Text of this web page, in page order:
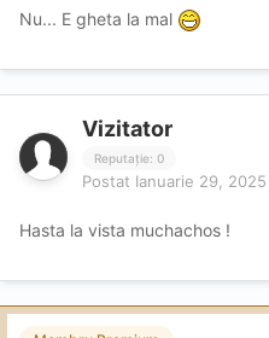
Nu... E gheta la mal
Vizitator
Reputație: 0
Postat Ianuarie 29, 2025
Hasta la vista muchachos !